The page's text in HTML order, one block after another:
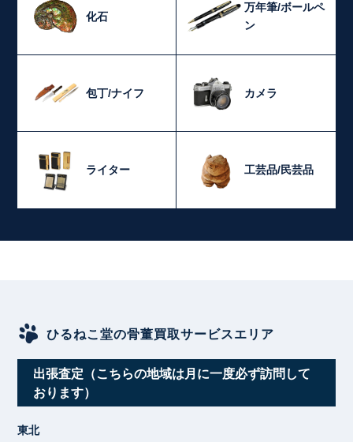
化石
万年筆/ボールペ
ン
包丁/ナイフ カメラ
ライター 工芸品/民芸品
ひるねこ堂の骨董買取サービスエリア
出張査定（こちらの地域は月に一度必ず訪問して
おります）
東北